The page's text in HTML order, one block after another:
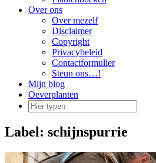
Over ons
Over mezelf
Disclaimer
Copyright
Privacybeleid
Contactformulier
Steun ons…!
Mijn blog
Oeverplanten
Label: schijnspurrie